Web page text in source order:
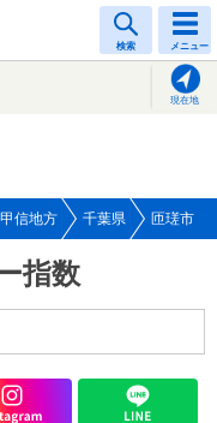
検索 メニュー
現在地
信地方 千葉県 匝瑳市
指数